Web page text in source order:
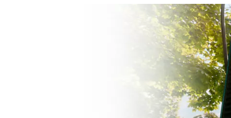
Il servizio di mobilità elettrica è gestito da Plenitude On The Road